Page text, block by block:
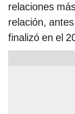
relaciones
relación,
finalizó en el